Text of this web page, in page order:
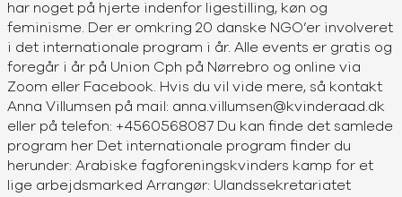
har noget på hjerte indenfor ligestilling, køn og
feminisme. Der er omkring 20 danske NGO’er involveret
i det internationale program i år. Alle events er gratis og
foregår i år på Union Cph på Nørrebro og online via
Zoom eller Facebook. Hvis du vil vide mere, så kontakt
Anna Villumsen på mail: anna.villumsen@kvinderaad.dk
eller på telefon: +4560568087 Du kan finde det samlede
program her Det internationale program finder du
herunder: Arabiske fagforeningskvinders kamp for et
lige arbejdsmarked Arrangør: Ulandssekretariatet